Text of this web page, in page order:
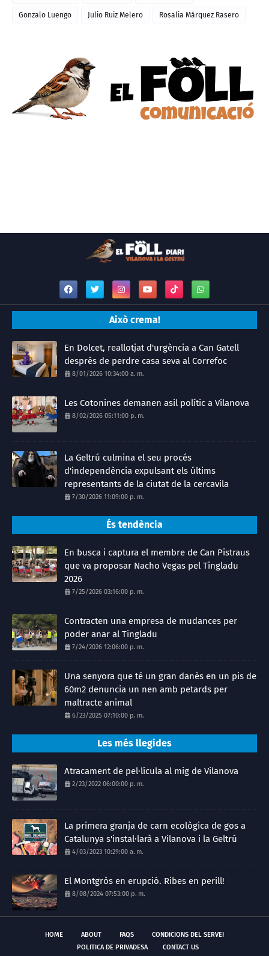
Gonzalo Luengo Julio Ruiz Melero Rosalia Márquez Rasero
Això crema!
En Dolcet, reallotjat d'urgència a Can Gatell
després de perdre casa seva al Correfoc
8/01/2026 10:34:00 a. m.
Les Cotonines demanen asil polític a Vilanova
8/02/2026 05:11:00 p. m.
La Geltrú culmina el seu procés
d'independència expulsant els últims
representants de la ciutat de la cercavila
7/30/2026 11:09:00 p. m.
És tendència
En busca i captura el membre de Can Pistraus
que va proposar Nacho Vegas pel Tingladu
2026
7/25/2026 03:16:00 p. m.
Contracten una empresa de mudances per
poder anar al Tingladu
7/24/2026 12:06:00 p. m.
Una senyora que té un gran danès en un pis de
60m2 denuncia un nen amb petards per
maltracte animal
6/23/2025 07:10:00 p. m.
Les més llegides
Atracament de pel·lícula al mig de Vilanova
2/23/2022 06:00:00 p. m.
La primera granja de carn ecològica de gos a
Catalunya s'instal·larà a Vilanova i la Geltrú
4/03/2023 10:29:00 a. m.
El Montgròs en erupció. Ribes en perill!
8/08/2024 07:53:00 p. m.
HOME ABOUT FAQS
CONDICIONS DEL SERVEI
POLITICA DE PRIVADESA
CONTACT US